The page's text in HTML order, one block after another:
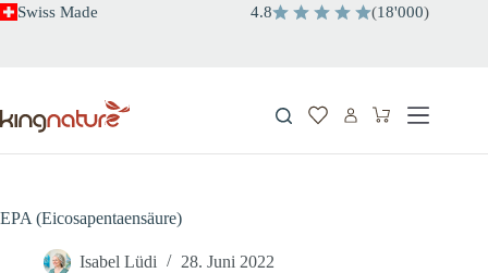
ZumSwiss Made 4.8 (18'000)
Warenkorb
EPA (Eicosapentaensäure)
Isabel Lüdi 28. Juni 2022